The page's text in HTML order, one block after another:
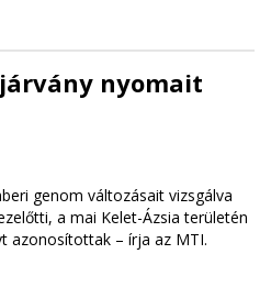
nyomait
genom változásait vizsgálva
a mai Kelet-Ázsia területén
azonosítottak – írja az MTI.